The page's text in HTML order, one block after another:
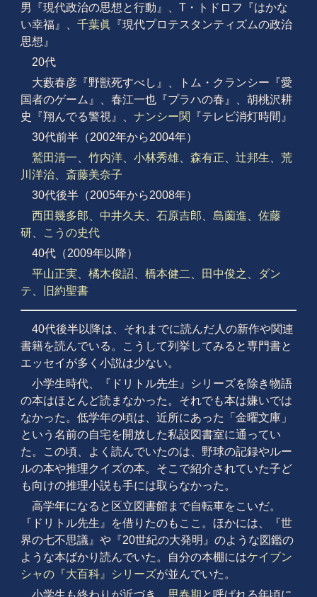
男『現代政治の思想と行動』、T・トドロフ『はかな
い幸福』、 千葉眞 『現代プロテスタンティズムの政治
思想』
20代
大藪春彦『野獣死すべし』、トム・クランシー『愛
国者のゲーム』、春江一也『プラハの春』、胡桃沢耕
史『翔んでる警視』、 ナンシー関
『テレビ消灯時間』
30代前半（2002年から2004年）
鷲田清一
竹内洋、 小林秀雄、 森有正 辻邦生
荒
川洋治、 斎藤美奈子
30代後半（2005年から2008年）
西田幾多郎
中井久夫 石原吉郎 島薗進
佐藤
研、
こうの史代
40代（2009年以降）
平山正実
橘木俊詔 橋本健二 田中俊之
ダン
テ
旧約聖書
40代後半以降は、それまでに読んだ人の新作や関連
書籍を読んでいる。こうして列挙してみると専門書と
エッセイが多く小説は少ない。
小学生時代、『ドリトル先生』シリーズを除き物語
の本はほとんど読まなかった。それでも本は嫌いでは
なかった。低学年の頃は、近所にあった「金曜文庫」
という名前の自宅を開放した私設図書室に通ってい
た。この頃、よく読んでいたのは、野球の記録やルー
ルの本や推理クイズの本。そこで紹介されていた子ど
も向けの推理小説も手には取らなかった。
高学年になると区立図書館まで自転車をこいだ。
『ドリトル先生』を借りたのもここ。ほかには、『世
界の七不思議』や『20世紀の大発明』のような図鑑の
ような本ばかり読んでいた。自分の本棚にはケイブン
シャの『大百科』シリーズが並んでいた。
小学生も終わりが近づき、 思春期 と呼ばれる年頃に